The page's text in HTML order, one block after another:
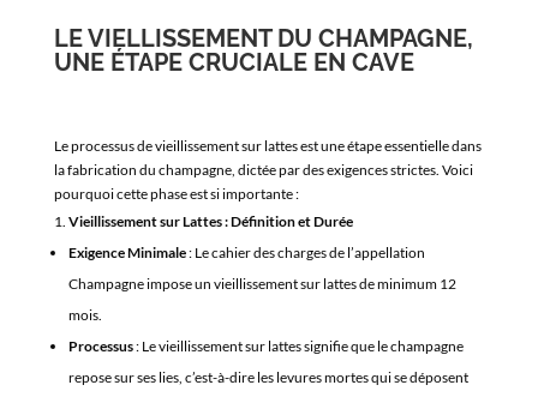
LE VIELLISSEMENT DU CHAMPAGNE,
UNE ÉTAPE CRUCIALE EN CAVE
Le processus de vieillissement sur lattes est une étape essentielle dans
la fabrication du champagne, dictée par des exigences strictes. Voici
pourquoi cette phase est si importante :
Vieillissement sur Lattes : Définition et Durée
Exigence Minimale: Le cahier des charges de l’appellation
Champagne impose un vieillissement sur lattes de minimum 12
mois.
Processus: Le vieillissement sur lattes signifie que le champagne
repose sur ses lies, c’est-à-dire les levures mortes qui se déposent